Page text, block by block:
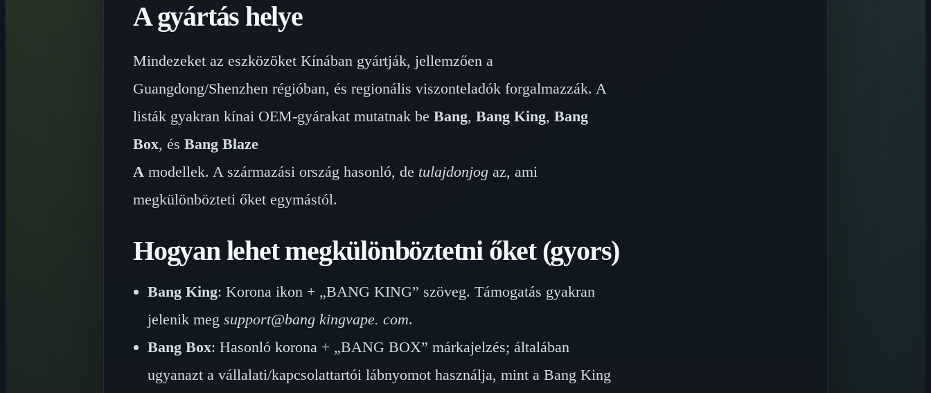
A gyártás helye
Mindezeket az eszközöket Kínában gyártják, jellemzően a
Guangdong/Shenzhen régióban, és regionális viszonteladók forgalmazzák. A
listák gyakran kínai OEM-gyárakat mutatnak be Bang, Bang King, Bang
Box, és Bang Blaze
A modellek. A származási ország hasonló, de tulajdonjog az, ami
megkülönbözteti őket egymástól.
Hogyan lehet megkülönböztetni őket (gyors)
Bang King: Korona ikon + „BANG KING” szöveg. Támogatás gyakran
jelenik meg support@bang kingvape. com.
Bang Box: Hasonló korona + „BANG BOX” márkajelzés; általában
ugyanazt a vállalati/kapcsolattartói lábnyomot használja, mint a Bang King